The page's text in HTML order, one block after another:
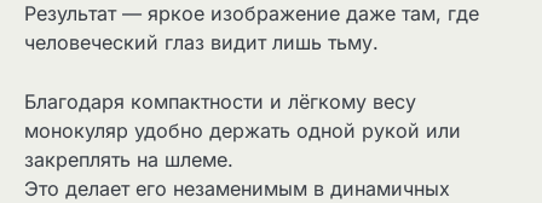
Результат — яркое изображение даже там, где
человеческий глаз видит лишь тьму.
Благодаря компактности и лёгкому весу
монокуляр удобно держать одной рукой или
закреплять на шлеме.
Это делает его незаменимым в динамичных